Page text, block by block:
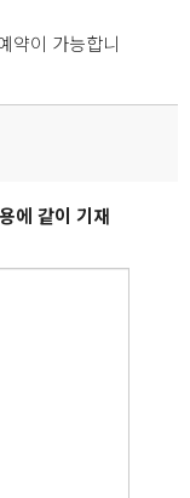
약이 가능합니
에 같이 기재